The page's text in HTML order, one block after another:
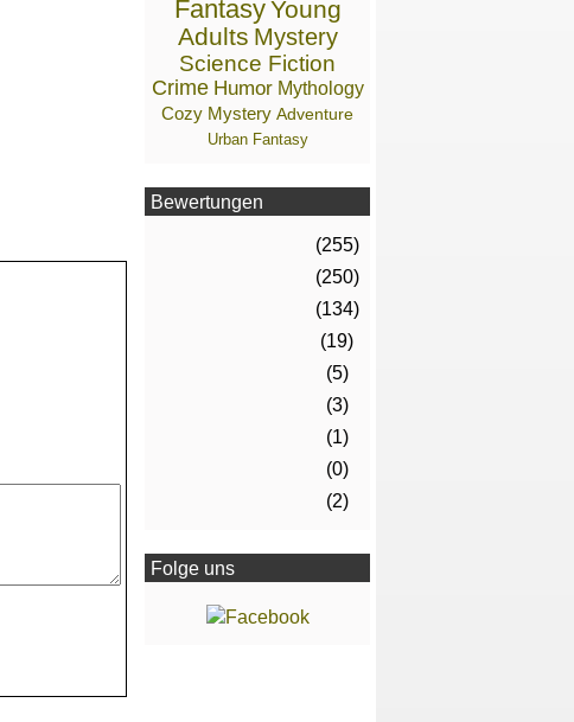
FantasyYoung
Adults Mystery
Science Fiction
Crime Humor Mythology
Cozy Mystery Adventure
Urban Fantasy
Bewertungen
(255)
(250)
(134)
(19)
(5)
(3)
(1)
(0)
(2)
Folge uns